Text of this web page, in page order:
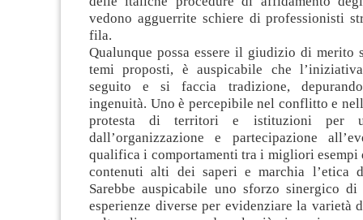
vedono agguerrite schiere di professionisti
fila.
Qualunque possa essere il giudizio di merito
temi proposti, è auspicabile che
seguito e si faccia tradizione,
ingenuità. Uno è percepibile nel conflitto e
protesta di territori e istituzioni per
dall’organizzazione e partecipazione
qualifica i comportamenti tra i migliori
contenuti alti dei saperi e marchia l’etica
Sarebbe auspicabile uno sforzo sinergico di
esperienze diverse per evidenziare la varietà